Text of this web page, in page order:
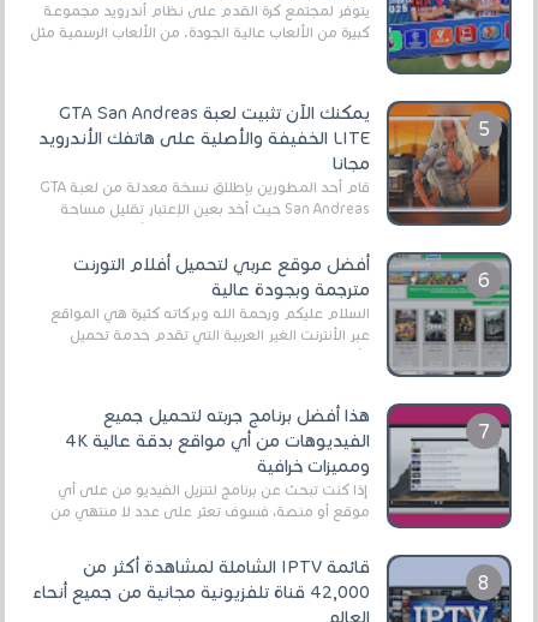
يتوفر لمجتمع كرة القدم على نظام أندرويد مجموعة
كبيرة من الألعاب عالية الجودة. من الألعاب الرسمية مثل
يمكنك الآن تثبيت لعبة GTA San Andreas
LITE الخفيفة والأصلية على هاتفك الأندرويد
مجانا
قام أحد المطورين بإطلاق نسخة معدلة من لعبة GTA
San Andreas حيث أخد بعين الإعتبار تقليل مساحة
أفضل موقع عربي لتحميل أفلام التورنت
مترجمة وبجودة عالية
السلام عليكم ورحمة الله وبركاته كثيرة هي المواقع
عبر الأنترنت الغير العربية التي تقدم خدمة تحميل
هذا أفضل برنامج جربته لتحميل جميع
الفيديوهات من أي مواقع بدقة عالية 4K
ومميزات خرافية
إذا كنت تبحث عن برنامج لتنزيل الفيديو من على أي
موقع أو منصة، فسوف تعثر على عدد لا منتهي من
قائمة IPTV الشاملة لمشاهدة أكثر من
42,000 قناة تلفزيونية مجانية من جميع أنحاء
العالم